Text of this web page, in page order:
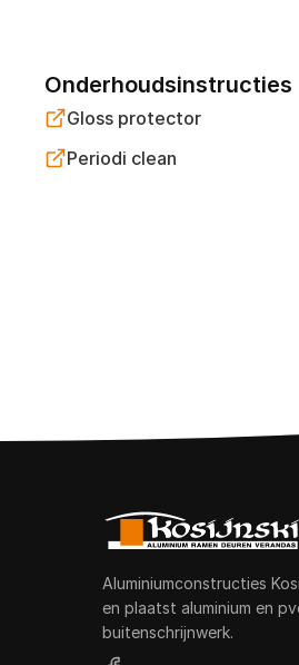
Onderhoudsinstructies
Gloss protector
Periodi clean
Aluminiumconstructies
en plaatst aluminium en
buitenschrijnwerk.